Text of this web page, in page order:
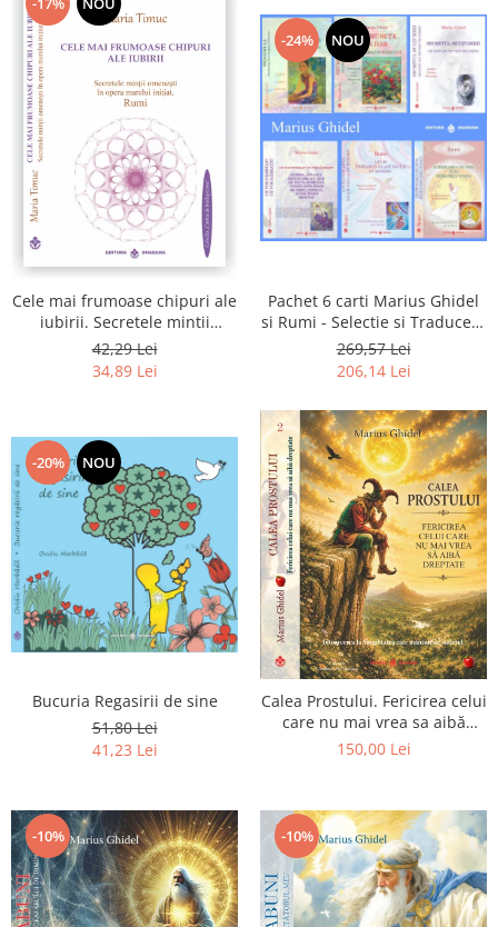
Cele mai frumoase chipuri ale
iubirii. Secretele mintii
omenesti in opera marelui
initiat, Rumi
42,29 Lei
34,89 Lei
-24% NOU
Pachet 6 carti Marius Ghidel
si Rumi - Selectie si Traducere
de Marius Ghidel
269,57 Lei
206,14 Lei
-20% NOU
Bucuria Regasirii de sine
51,80 Lei
41,23 Lei
Calea Prostului. Fericirea celui
care nu mai vrea sa aibă
dreptate - Intoarcerea la
150,00 Lei
-10% -10%